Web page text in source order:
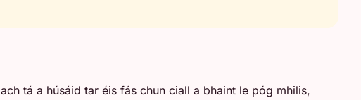
tá a húsáid tar éis fás chun ciall a bhaint le póg mhilis,